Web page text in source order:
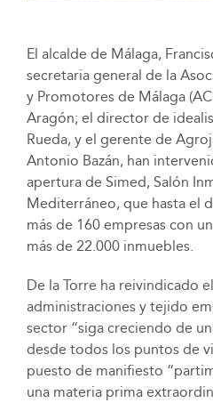
El alcalde de Málaga,
secretaria general de la
y Promotores de Málaga
Aragón; el director de
Rueda, y el gerente de
Antonio Bazán, han
apertura de Simed, Salón
Mediterráneo, que hasta el
más de 160 empresas con
más de 22.000 inmuebles.
De la Torre ha reivindicado
administraciones y tejido
sector “siga creciendo de
desde todos los puntos de
puesto de manifiesto
una materia prima